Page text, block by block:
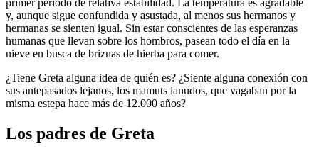
y, aunque sigue confundida y asustada, al menos sus hermanos y
hermanas se sienten igual. Sin estar conscientes de las esperanzas
humanas que llevan sobre los hombros, pasean todo el día en la
nieve en busca de briznas de hierba para comer.
¿Tiene Greta alguna idea de quién es? ¿Siente alguna conexión con
sus antepasados lejanos, los mamuts lanudos, que vagaban por la
misma estepa hace más de 12.000 años?
Los padres de Greta